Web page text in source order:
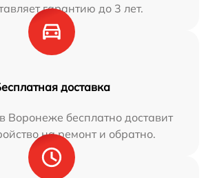
гарантию до 3 лет.
доставка
Воронеже бесплатно доставит
на ремонт и обратно.